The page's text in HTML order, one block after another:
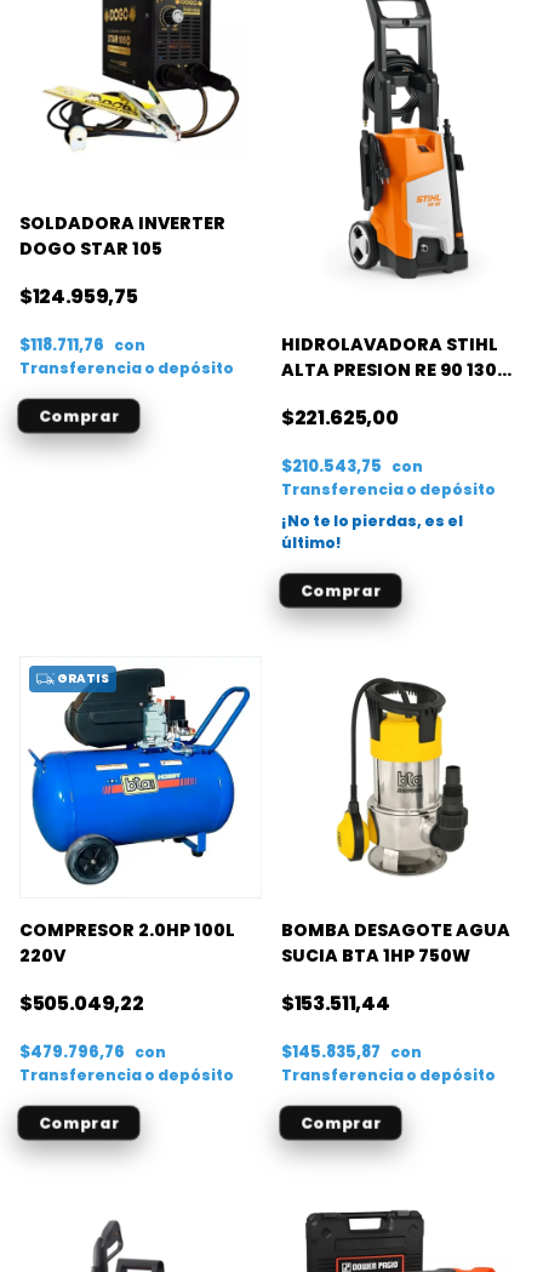
SOLDADORA INVERTER
DOGO STAR 105
$124.959,75
$118.711,76 con
Transferencia o depósito
HIDROLAVADORA STIHL
ALTA PRESION RE 90 130
$221.625,00
$210.543,75 con
Transferencia o depósito
¡No te lo pierdas, es el
último!
GRATIS
COMPRESOR 2.0HP 100L
220V
$505.049,22
$479.796,76 con
Transferencia o depósito
BOMBA DESAGOTE AGUA
SUCIA BTA 1HP 750W
$153.511,44
$145.835,87 con
Transferencia o depósito